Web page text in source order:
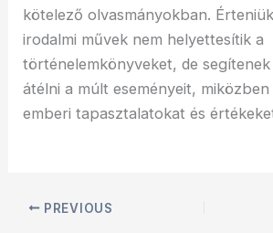
kötelező olvasmányokban.
irodalmi művek nem helyettesítik a
történelemkönyveket, de
átélni a múlt eseményeit,
emberi tapasztalatokat és
PREVIOUS